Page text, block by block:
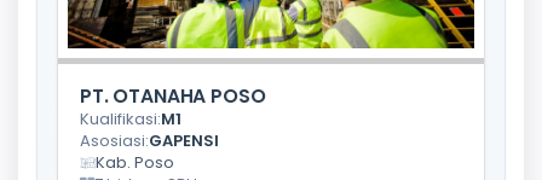
PT. OTANAHA POSO
Kualifikasi:M1
Asosiasi:GAPENSI
Kab. Poso